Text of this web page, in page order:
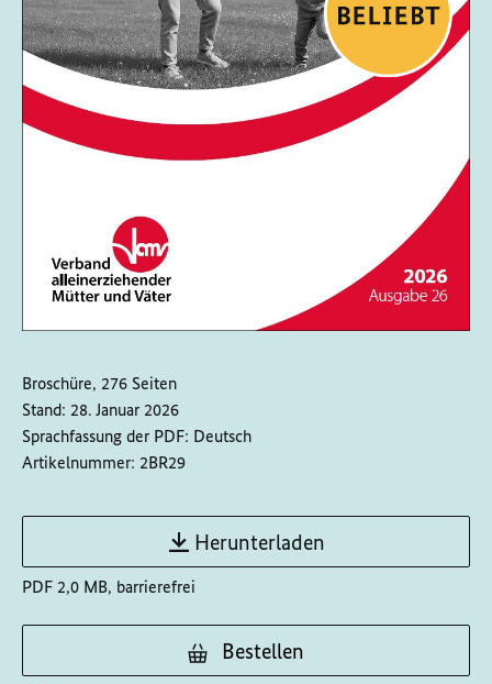
Broschüre, 276 Seiten
Stand: 28. Januar 2026
Sprachfassung der PDF: Deutsch
Artikelnummer: 2BR29
Herunterladen
PDF 2,0 MB, barrierefrei
Bestellen